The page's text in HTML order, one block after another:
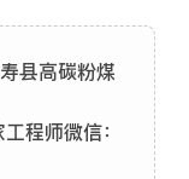
县高碳粉煤
程师微信：